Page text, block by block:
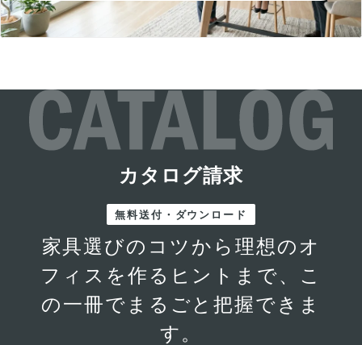
カタログ請求
無料送付・ダウンロード
家具選びのコツから理想のオ
フィスを作るヒントまで、こ
の一冊でまるごと把握できま
す。